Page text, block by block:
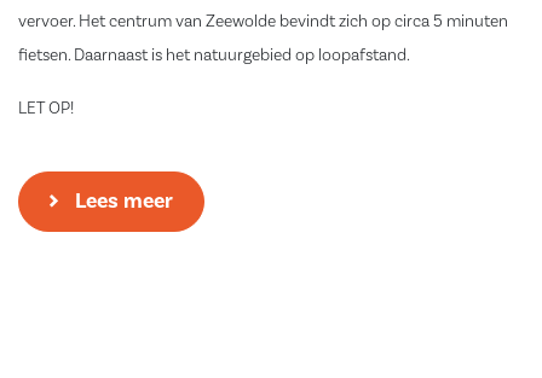
vervoer. Het centrum van Zeewolde bevindt zich op circa 5 minuten
fietsen. Daarnaast is het natuurgebied op loopafstand.
LET OP!
BIEDING KUNT UITBRENGEN OP DE WONING VIA DE EIGEN
WEBSITE VAN MAKELAARSCHAP. KIJK VOOR DE “BIEDEN VANAF
Lees meer